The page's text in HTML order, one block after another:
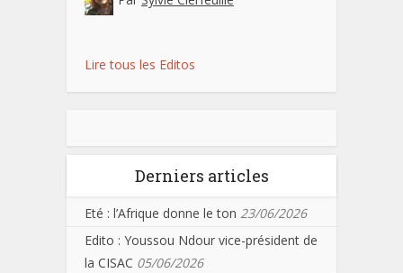
Lire tous les Editos
Derniers articles
Eté : l’Afrique donne le ton 23/06/2026
Edito : Youssou Ndour vice-président de
la CISAC 05/06/2026